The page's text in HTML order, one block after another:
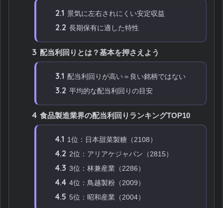
2.1 景気に左右されにくい安定収益
2.2 長期保有に適した特性
3 配当利回りとは？基本を押さえよう
3.1 配当利回りが高い＝良い銘柄ではない
3.2 平均的な配当利回りの目安
4 食品製造業界の配当利回りランキングTOP10
4.1 1位：日本甜菜製糖（2108）
4.2 2位：アリアケジャパン（2815）
4.3 3位：林兼産業（2286）
4.4 4位：鳥越製粉（2009）
4.5 5位：昭和産業（2004）